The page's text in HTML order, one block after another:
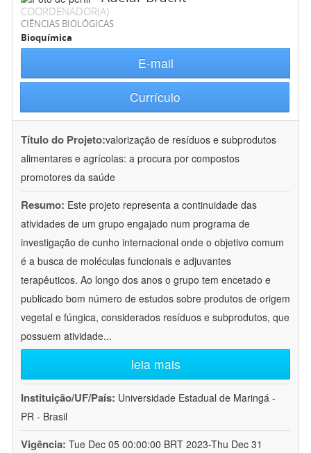
COORDENADOR(A)
CIÊNCIAS BIOLÓGICAS
Bioquímica
E-mail
Currículo
Título do Projeto:valorização de resíduos e subprodutos
alimentares e agrícolas: a procura por compostos
promotores da saúde
Resumo: Este projeto representa a continuidade das
atividades de um grupo engajado num programa de
investigação de cunho internacional onde o objetivo comum
é a busca de moléculas funcionais e adjuvantes
terapêuticos. Ao longo dos anos o grupo tem encetado e
publicado bom número de estudos sobre produtos de origem
vegetal e fúngica, considerados resíduos e subprodutos, que
possuem atividade...
leia mais
Instituição/UF/País: Universidade Estadual de Maringá -
PR - Brasil
Vigência: Tue Dec 05 00:00:00 BRT 2023-Thu Dec 31